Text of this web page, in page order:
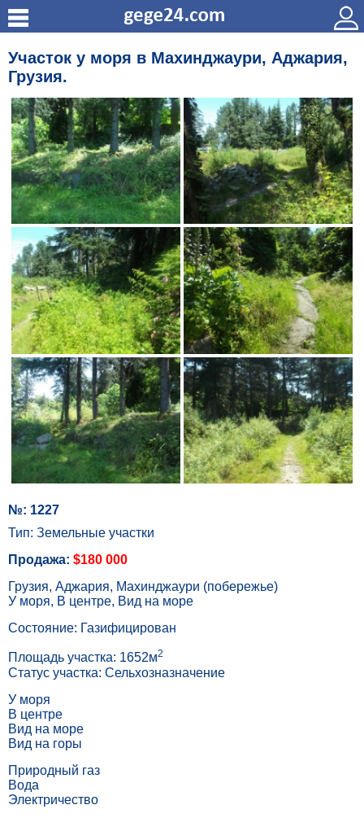
Участок у моря в Махинджаури, Аджария,
Грузия.
№: 1227
Тип: Земельные участки
Продажа: $180 000
Грузия, Аджария, Махинджаури (побережье)
У моря, В центре, Вид на море
Состояние: Газифицирован
Площадь участка: 1652м2
Статус участка: Сельхозназначение
У моря
В центре
Вид на море
Вид на горы
Природный газ
Вода
Электричество